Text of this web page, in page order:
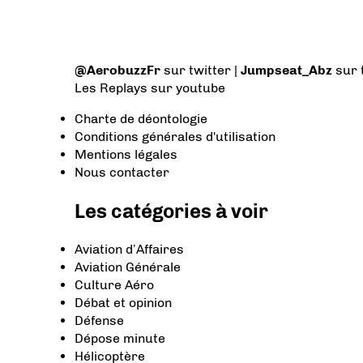
@AerobuzzFr sur twitter | Jumpseat_Abz sur
Les Replays sur youtube
Charte de déontologie
Conditions générales d'utilisation
Mentions légales
Nous contacter
Les catégories à voir
Aviation d’Affaires
Aviation Générale
Culture Aéro
Débat et opinion
Défense
Dépose minute
Hélicoptère